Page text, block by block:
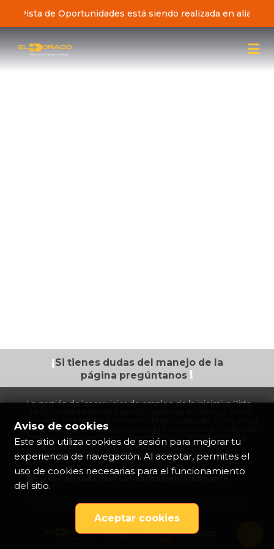
Pista de Oportunidades está siendo realizada en
¡Si tienes dudasdel manejo de la
página pregúntanos !
La gestión de los servicios de empleo de la iniciativa Pista
Servicio de Empleo y Fomento Empresarial de Compensar
prestador autorizado por la Unidad del Servicio Público de
Empleo de acuerdo con la resolución 0038 de 2023, de
acuerdo con lo anterior, será contactado por
colaboradores de esta organización.
pistadeoportunidades@eldorado.
©Copyright 2026 Opain S.A Todos los derechos reservados
aliado con
Aviso de cookies
Este sitio utiliza cookies de sesión para mejorar tu
experiencia de navegación. Al aceptar, permites el
uso de cookies necesarias para el funcionamiento
del sitio.
Aceptar cookies